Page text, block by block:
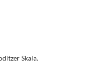
Skala.